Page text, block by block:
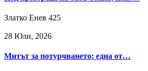
Златко Енев 425
28 Юли, 2026
Митът за потурчването: една от…